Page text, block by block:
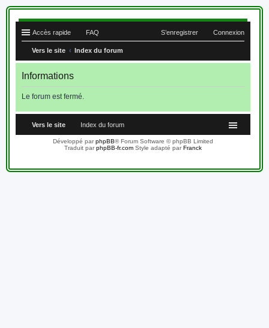
Accès rapide FAQ Connexion
S’enregistrer
Vers le site Index du forum
Informations
Le forum est fermé.
Vers le site Index du forum
Développé parphpBB® Forum Software © phpBB Limited
Traduit parphpBB-fr.comStyle adapté parFranck